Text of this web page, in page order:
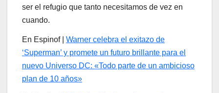
ser el refugio que tanto necesitamos de vez en
cuando.
En Espinof | Warner celebra el exitazo de
‘Superman’ y promete un futuro brillante para el
nuevo Universo DC: «Todo parte de un ambicioso
plan de 10 años»